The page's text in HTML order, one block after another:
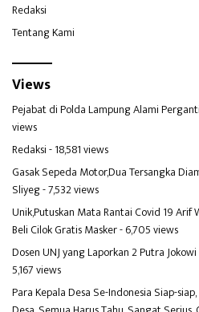
Redaksi
Tentang Kami
Views
Pejabat di Polda Lampung Alami
views
Redaksi- 18,581 views
Gasak Sepeda Motor,Dua Tersangka
Sliyeg- 7,532 views
Unik,Putuskan Mata Rantai Covid 19 Arif
Beli Cilok Gratis Masker- 6,705 views
Dosen UNJ yang Laporkan 2 Putra
5,167 views
Para Kepala Desa Se-Indonesia Siap-